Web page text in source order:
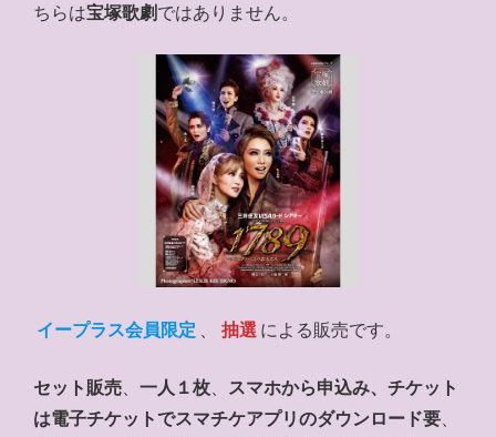
ちらは宝塚歌劇 ではありません。
イープラス会員限定 、 抽選 による販売です。
セット販売、 一人１枚、 スマホから申込み、チケット
は電子チケットでスマチケアプリのダウンロード要、